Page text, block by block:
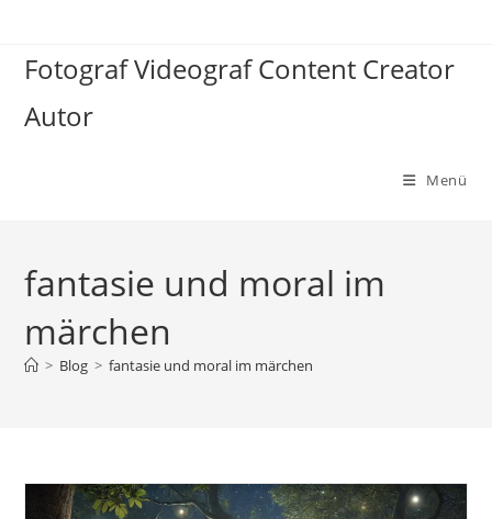
springen
Fotograf Videograf Content Creator
Autor
Menü
fantasie und moral im
märchen
> Blog > fantasie und moral im märchen